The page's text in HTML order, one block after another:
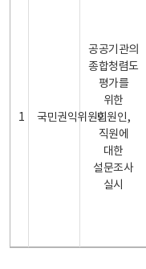
1 국민권익위원회
공공기관의
종합청렴도
평가를
위한
민원인,
직원에
대한
설문조사
실시